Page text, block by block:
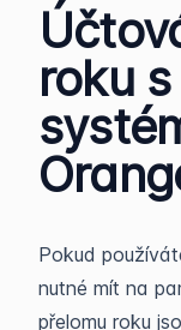
roku
Pokud
nutné mít na
přelomu roku